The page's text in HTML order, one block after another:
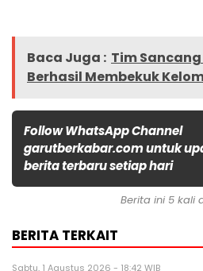
Baca Juga : Tim
Berhasil Membekuk
Follow WhatsApp Channel
garutberkabar.com untuk
berita terbaru setiap hari
Berita ini 5 kali
BERITA TERKAIT
Sabtu, 1 Agustus 2026 - 18:42 WIB